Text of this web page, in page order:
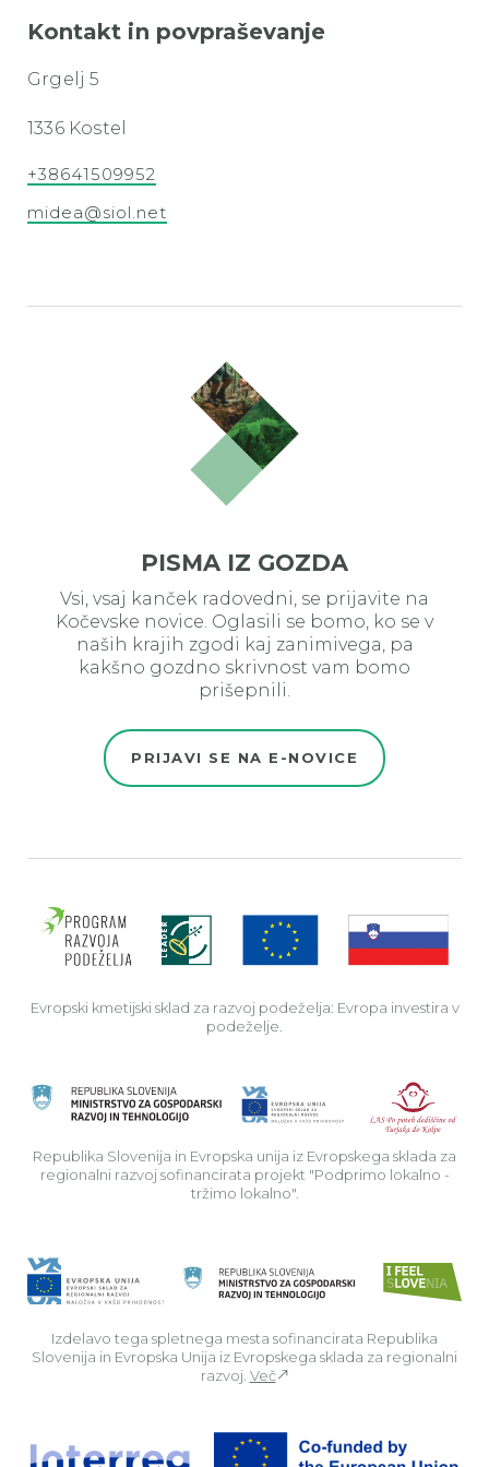
Kontakt in povpraševanje
Grgelj 5
1336 Kostel
+38641509952
midea@siol.net
PISMA IZ GOZDA
Vsi, vsaj kanček radovedni, se prijavite na
Kočevske novice. Oglasili se bomo, ko se v
naših krajih zgodi kaj zanimivega, pa
kakšno gozdno skrivnost vam bomo
prišepnili.
PRIJAVI SE NA E-NOVICE
Evropski kmetijski sklad za razvoj podeželja: Evropa investira v
podeželje.
Republika Slovenija in Evropska unija iz Evropskega sklada za
regionalni razvoj sofinancirata projekt "Podprimo lokalno -
tržimo lokalno".
Izdelavo tega spletnega mesta sofinancirata Republika
Slovenija in Evropska Unija iz Evropskega sklada za regionalni
razvoj. Več